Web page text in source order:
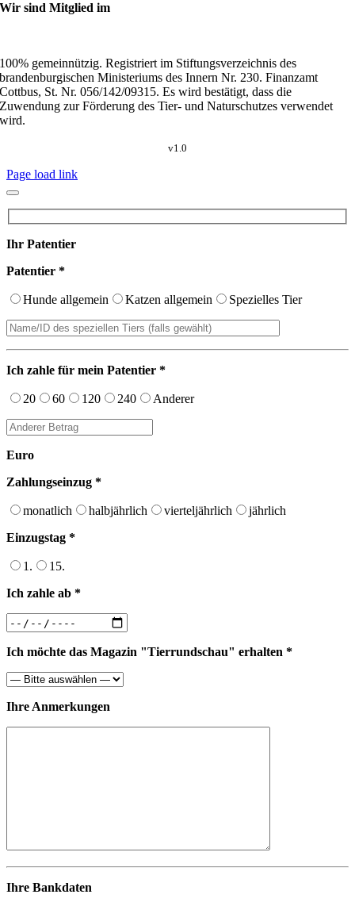
Wir sind Mitglied im
100% gemeinnützig. Registriert im Stiftungsverzeichnis des
brandenburgischen Ministeriums des Innern Nr. 230. Finanzamt
Cottbus, St. Nr. 056/142/09315. Es wird bestätigt, dass die
Zuwendung zur Förderung des Tier- und Naturschutzes verwendet
wird.
v1.0
Page load link
Ihr Patentier
Patentier *
Hunde allgemein Katzen allgemein Spezielles Tier
Ich zahle für mein Patentier *
20 60 120 240 Anderer
Euro
Zahlungseinzug *
monatlich halbjährlich vierteljährlich
jährlich
Einzugstag *
1.
15.
Ich zahle ab *
Ich möchte das Magazin "Tierrundschau" erhalten *
Ihre Anmerkungen
Ihre Bankdaten